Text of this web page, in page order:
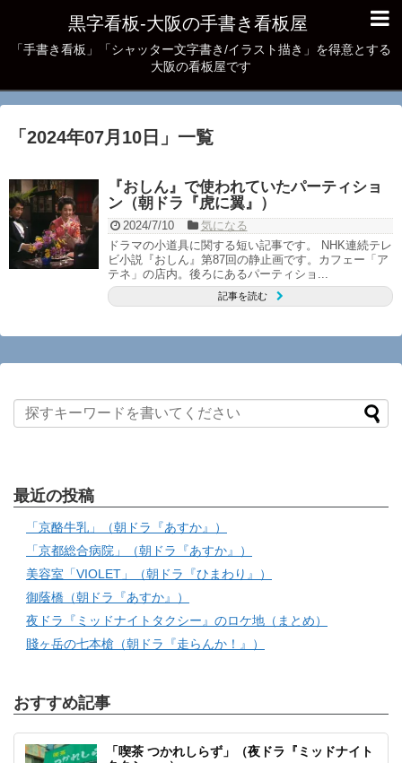
黒字看板‐大阪の手書き看板屋
「手書き看板」「シャッター文字書き/イラスト描き」を得意とする
大阪の看板屋です
「 2024年07月10日 」 一覧
『おしん』で使われていたパーティショ
ン（朝ドラ『虎に翼』）
2024/7/10
気になる
ドラマの小道具に関する短い記事です。 NHK連続テレ
ビ小説『おしん』第87回の静止画です。カフェー「ア
テネ」の店内。後ろにあるパーティショ...
記事を読む
最近の投稿
「京酪牛乳」（朝ドラ『あすか』）
「京都総合病院」（朝ドラ『あすか』）
美容室「VIOLET」（朝ドラ『ひまわり』）
御蔭橋（朝ドラ『あすか』）
夜ドラ『ミッドナイトタクシー』のロケ地（まとめ）
賤ヶ岳の七本槍（朝ドラ『走らんか！』）
おすすめ記事
「喫茶 つかれしらず」（夜ドラ『ミッドナイト